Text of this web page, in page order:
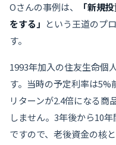
Oさんの事例は、
「新規
をする」 という王道のプ
す。
1993年加入の住友生命個
す。当時の予定利率は5%
リターンが2.4倍になる商
しません。3年後から10
ですので、老後資金の核